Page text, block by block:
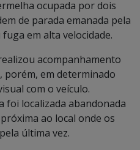
ocupada por dois
de parada emanada pela
em alta velocidade.
acompanhamento
porém, em determinado
com o veículo.
foi localizada abandonada
ao local onde os
última vez.